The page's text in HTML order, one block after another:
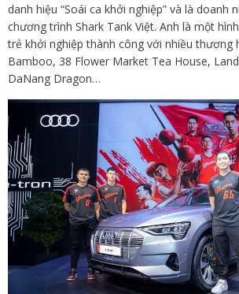
danh hiệu “Soái ca khởi nghiệp” và là doanh
chương trình Shark Tank Việt. Anh là một
trẻ khởi nghiệp thành công với nhiều thương
Bamboo, 38 Flower Market Tea House,
DaNang Dragon…